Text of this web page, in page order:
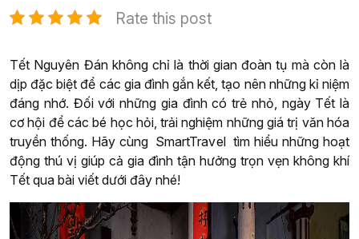
Rate this post
Tết Nguyên Đán không chỉ là thời gian đoàn tụ mà còn là
dịp đặc biệt để các gia đình gắn kết, tạo nên những kỉ niệm
đáng nhớ. Đối với những gia đình có trẻ nhỏ, ngày Tết là
cơ hội để các bé học hỏi, trải nghiệm những giá trị văn hóa
truyền thống. Hãy cùng SmartTravel tìm hiểu những hoạt
động thú vị giúp cả gia đình tận hưởng trọn vẹn không khí
Tết qua bài viết dưới đây nhé!